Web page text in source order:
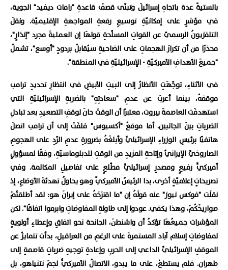
بالستيةً عدة باتجاهِ إسرائيلَ وتبنّى قصفَ قاعدةِ "رامات ديفيد" الجوية،
في مؤشرٍ على إمكانيّةِ توسيعِ رقعةِ المواجهةِ الإقليميّة. ونقلَ
التلفزيونُ الرسميّ عن القواتِ المسلّحةِ قولهَا إن العمليةَ مجرد "إنذارٍ"،
محذرًا من أن تكرارَ الهجماتِ على الضاحيةِ سيُقابلُ بردودٍ "أوسع"، تشملُ
"جميعَ الأهدافِ الأميركيّةِ - الإسرائيليّةِ في المنطقة".
في الأثناءِ، توجّهَتِ الأنظارُ إلى البيتِ الأبيضِ في انتظارِ تحديدِ ترامب
موقفهُ، بينما أعربَ عن عدمِ "سعادتِهِ" بالضربةِ الإسرائيليّةِ التي
استهدفَت العاصمةَ بيروت، معتبرًا أن الوقتَ حانَ لوقفِ التصعيدِ بعد تبادلِ
الضرباتِ بينَ الجانبين. أما موقعُ "أكسيوس" فلفَتَ إلى أن ترامب اتصلَ
هاتفيًا برئيسِ الوزراءِ الإسرائيليِّ وأبلغَهُ بضرورةِ عدمِ الرّدِ على الهجومِ
الصاروخيِّ الإيرانيِّ وإتاحةِ المزيدِ من الوقتِ للدبلوماسيّةِ، وفقًا لمسؤولٍ
أميركيٍّ رفيعٍ ومصدرٍ إسرائيليٍّ مطّلعٍ على تفاصيلِ المكالمة. وفي
تصريحاتٍ إعلاميّةٍ أخرى، بدا الرئيسُ الأميركيّ وهو يحاولُ تهدئةَ الأوضاعِ، إذ
نقلَت "فوكس نيوز" عنه قولَهُ إن "ما اقترَحَهُ على إيرانَ هو: لقد أطلقتُمْ
صواريخَكُمْ، وهذا يكفي. عودوا إلى طاولةِ المفاوضاتِ وابرموا اتفاقًا". لكن
المؤشرات جميعُهَا تؤكدُ أن واشنطنَ، الجانحة نحو اتفاقٍ وإعطاءِ أولويةٍ
لمفاوضاتِ إسلام آباد المستمرةَ على الرغمِ من العراقيلِ، بدأَت تتمايزُ عن
الموقفِ الإسرائيليِّ الداعي إلى الحربِ وإعادةِ توجيهِ ضرباتٍ قاصمةٍ إلى
طهران. فلم يستطعْ، على ما يبدو، الاتصالُ الأميركيُّ لجمَ نتنياهو، بل